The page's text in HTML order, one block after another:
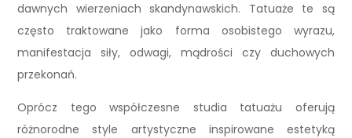
dawnych wierzeniach skandynawskich. Tatuaże te są
często traktowane jako forma osobistego wyrazu,
manifestacja siły, odwagi, mądrości czy duchowych
przekonań.
Oprócz tego współczesne studia tatuażu oferują
różnorodne style artystyczne inspirowane estetyką